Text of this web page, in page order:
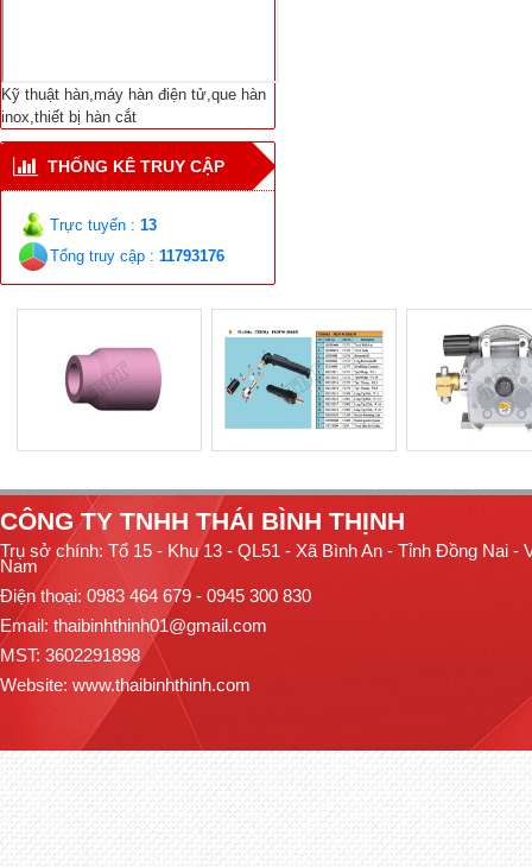
Kỹ thuật hàn,máy hàn điện tử,que hàn
inox,thiết bị hàn cắt
THỐNG KÊ TRUY CẬP
Trực tuyến :13
Tổng truy cập :11793176
CÔNG TY TNHH THÁI BÌNH THỊNH
Trụ sở chính: Tổ 15 - Khu 13 - QL51 - Xã Bình An - Tỉnh Đồng Nai -
Nam
Điện thoại: 0983 464 679 - 0945 300 830
Email: thaibinhthinh01@gmail.com
MST: 3602291898
Website: www.thaibinhthinh.com